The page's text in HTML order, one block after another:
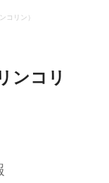
コリン）
ンコリ